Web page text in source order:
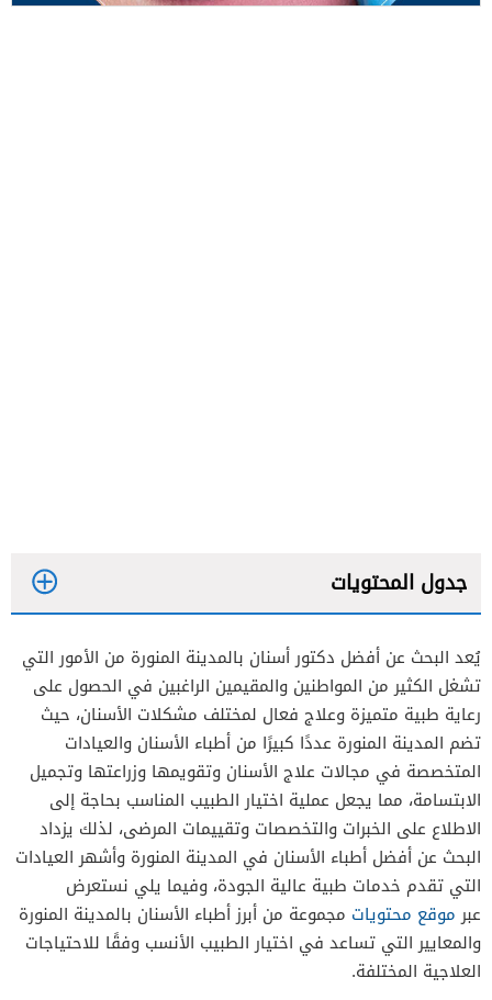
جدول المحتويات
دكتور نزار غلام
الدكتور ياسر سطاس
الدكتور سمير محمد خطيرى
دكتور إبراهيم مسعود
الدكتور محمد أحمدو
دكتور عبدالكريم فارس سالم
يُعد البحث عن أفضل دكتور أسنان بالمدينة المنورة من الأمور التي
تشغل الكثير من المواطنين والمقيمين الراغبين في الحصول على
رعاية طبية متميزة وعلاج فعال لمختلف مشكلات الأسنان، حيث
تضم المدينة المنورة عددًا كبيرًا من أطباء الأسنان والعيادات
المتخصصة في مجالات علاج الأسنان وتقويمها وزراعتها وتجميل
الابتسامة، مما يجعل عملية اختيار الطبيب المناسب بحاجة إلى
الاطلاع على الخبرات والتخصصات وتقييمات المرضى، لذلك يزداد
البحث عن أفضل أطباء الأسنان في المدينة المنورة وأشهر العيادات
التي تقدم خدمات طبية عالية الجودة، وفيما يلي نستعرض
عبرموقع محتويات مجموعة من أبرز أطباء الأسنان بالمدينة المنورة
والمعايير التي تساعد في اختيار الطبيب الأنسب وفقًا للاحتياجات
العلاجية المختلفة.